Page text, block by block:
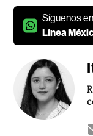
Síguenos
Línea